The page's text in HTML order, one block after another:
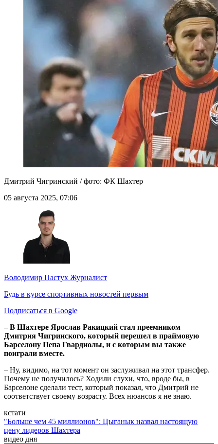
Дмитрий Чигринский / фото: ФК Шахтер
05 августа 2025, 07:06
Володимир Пастух Журналист
Будь в курсе спортивных новостей первым
Подписаться в Google
– В Шахтере Ярослав Ракицкий стал преемником
Дмитрия Чигринского, который перешел в праймовую
Барселону Пепа Гвардиолы, и с которым вы также
поиграли вместе.
– Ну, видимо, на тот момент он заслуживал на этот трансфер.
Почему не получилось? Ходили слухи, что, вроде бы, в
Барселоне сделали тест, который показал, что Дмитрий не
соответствует своему возрасту. Всех нюансов я не знаю.
кстати
"Больше чем 45 миллионов": Цыганык назвал настоящую
цену лидеров Шахтера
видео дня